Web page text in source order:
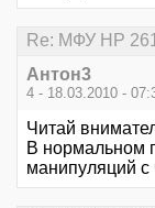
Re: МФУ HP
Антон3
4 - 18.03.2010 -
Читай
В нормальном
манипуляций с